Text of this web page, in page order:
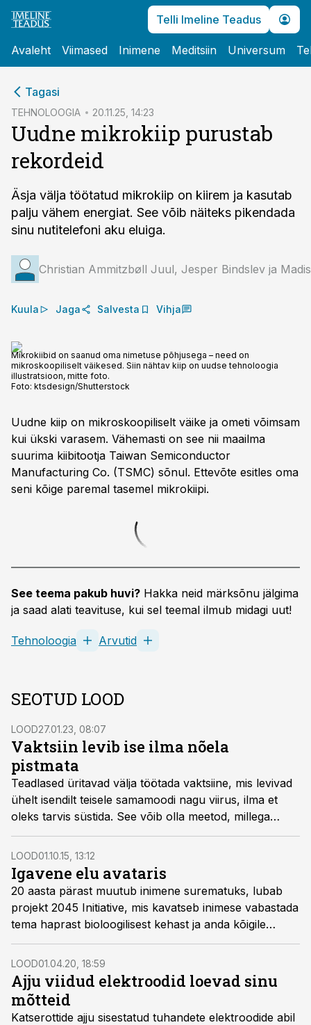
Telli Imeline Teadus
Avaleht Viimased Inimene Meditsiin Universum
Tagasi
TEHNOLOOGIA 20.11.25, 14:23
Uudne mikrokiip purustab
rekordeid
Äsja välja töötatud mikrokiip on kiirem ja kasutab
palju vähem energiat. See võib näiteks pikendada
sinu nutitelefoni aku eluiga.
Christian Ammitzbøll Juul, Jesper Bindslev ja
Kuula Jaga Salvesta Vihja
Mikrokiibid on saanud oma nimetuse põhjusega – need on
mikroskoopiliselt väikesed. Siin nähtav kiip on uudse tehnoloogia
illustratsioon, mitte foto.
Foto: ktsdesign/Shutterstock
Uudne kiip on mikroskoopiliselt väike ja ometi võimsam
kui ükski varasem. Vähemasti on see nii maailma
suurima kiibitootja Taiwan Semiconductor
Manufacturing Co. (TSMC) sõnul. Ettevõte esitles oma
seni kõige paremal tasemel mikrokiipi.
See teema pakub huvi? Hakka neid märksõnu jälgima
ja saad alati teavituse, kui sel teemal ilmub midagi uut!
Tehnoloogia Arvutid
SEOTUD LOOD
LOOD27.01.23, 08:07
Vaktsiin levib ise ilma nõela
pistmata
Teadlased üritavad välja töötada vaktsiine, mis levivad
ühelt isendilt teisele samamoodi nagu viirus, ilma et
oleks tarvis süstida. See võib olla meetod, millega
hoida ära pandeemiaid, enne kui need õieti alatagi
jõuavad.
LOOD01.10.15, 13:12
Igavene elu avataris
20 aasta pärast muutub inimene surematuks, lubab
projekt 2045 Initiative, mis kavatseb inimese vabastada
tema haprast bioloogilisest kehast ja anda kõigile
igavese elu avataris. Eesmärgini soovitakse jõuda
neljaetapilise programmiga.
LOOD01.04.20, 18:59
Ajju viidud elektroodid loevad sinu
mõtteid
Katserottide ajju sisestatud tuhandete elektroodide abil